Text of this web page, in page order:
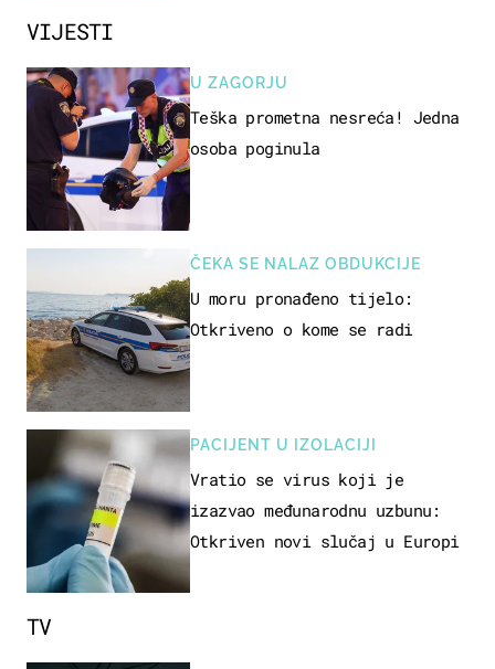
VIJESTI
U ZAGORJU
Teška prometna nesreća! Jedna
osoba poginula
ČEKA SE NALAZ OBDUKCIJE
U moru pronađeno tijelo:
Otkriveno o kome se radi
PACIJENT U IZOLACIJI
Vratio se virus koji je
izazvao međunarodnu uzbunu:
Otkriven novi slučaj u Europi
TV